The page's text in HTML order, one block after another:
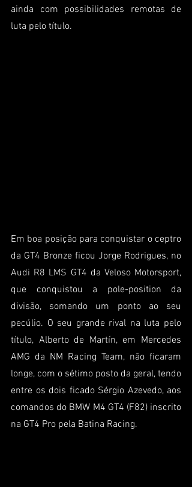
ainda com possibilidades remotas de
luta pelo título.
Em boa posição para conquistar o ceptro
da GT4 Bronze ficou Jorge Rodrigues, no
Audi R8 LMS GT4 da Veloso Motorsport,
que conquistou a pole-position da
divisão, somando um ponto ao seu
pecúlio. O seu grande rival na luta pelo
título, Alberto de Martín, em Mercedes
AMG da NM Racing Team, não ficaram
longe, com o sétimo posto da geral, tendo
entre os dois ficado Sérgio Azevedo, aos
comandos do BMW M4 GT4 (F82) inscrito
na GT4 Pro pela Batina Racing.